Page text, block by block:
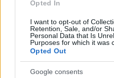
Opted In
I want to opt-out of
Retention, Sale, and/or
Personal Data that Is
Purposes for which it was
Opted Out
Google consents
Eötvös első
Első kultuszminisztersége
munkabírás jellemezte: szűk